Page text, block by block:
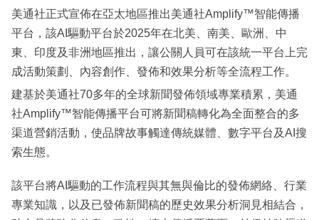
閱
專
區
美通社正式宣佈在亞太地區推出美通社Amplify™智能傳播
平台，該AI驅動平台於2025年在北美、南美、歐洲、中
東、印度及非洲地區推出，讓公關人員可在該統一平台上完
成活動策劃、內容創作、發佈和效果分析等全流程工作。
建基於美通社70多年的全球新聞發佈領域專業積累，美通
社Amplify™智能傳播平台可將新聞稿轉化為全面整合的多
渠道營銷活動，使品牌故事觸達傳統媒體、數字平台及AI搜
索生態。
該平台將AI驅動的工作流程與其無與倫比的發佈網絡、行業
專業知識，以及已發佈新聞稿的歷史效果分析洞見相結合，